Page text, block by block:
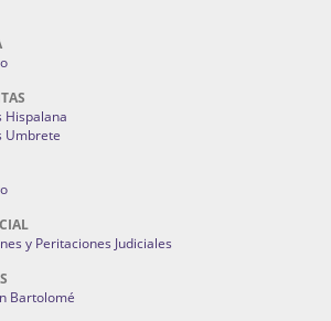
Hispalana
Umbrete
y Peritaciones Judiciales
Bartolomé